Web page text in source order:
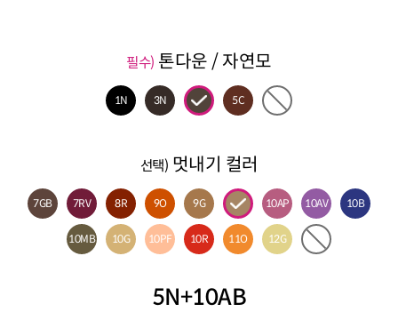
필수) 톤다운 / 자연모
1N 3N 5C
선택) 멋내기 컬러
7GB 7RV 8R 9O 9G 10AP 10AV 10B
10MB 10G 10PF 10R 11O 12G
5N+10AB